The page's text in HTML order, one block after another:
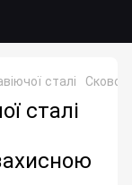
сталі
сталі